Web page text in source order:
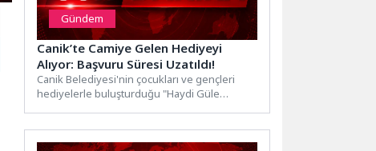
Gündem
Canik’te Camiye Gelen Hediyeyi
Alıyor: Başvuru Süresi Uzatıldı!
Canik Belediyesi'nin çocukları ve gençleri
hediyelerle buluşturduğu "Haydi Güle